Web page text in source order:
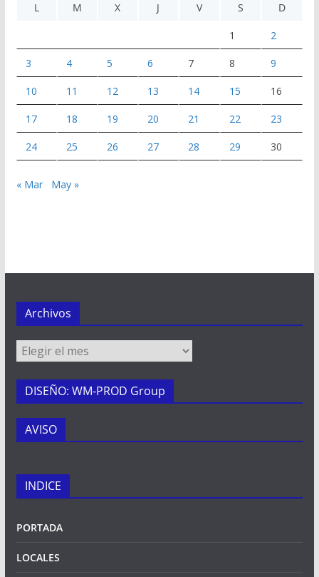
L
M X J V S D
1 2
3 4 5 6 7 8 9
10 11 12 13 14 15 16
17 18 19 20 21 22 23
24 25 26 27 28 29 30
« Mar May »
Archivos
Archivos
DISEÑO: WM-PROD Group
AVISO
INDICE
PORTADA
LOCALES